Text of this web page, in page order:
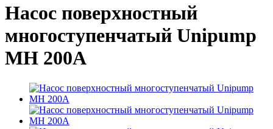
Насос поверхностный
многоступенчатый Unipump
MH 200A